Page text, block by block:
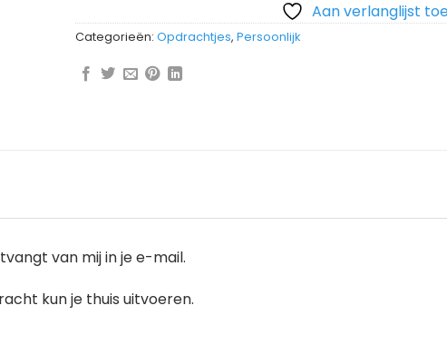
Aan verlanglijst
Categorieën: Opdrachtjes, Persoonlijk
van mij in je e-mail.
kun je thuis uitvoeren.